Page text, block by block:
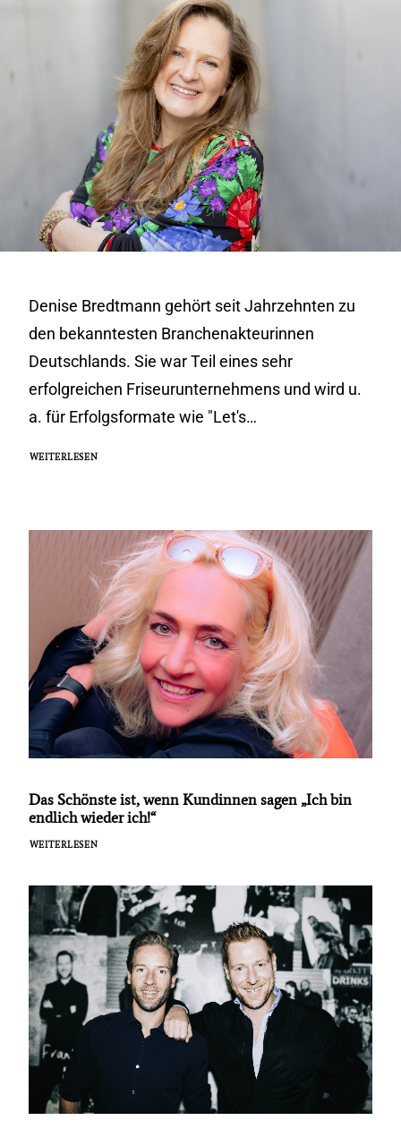
Denise Bredtmann gehört seit Jahrzehnten zu
den bekanntesten Branchenakteurinnen
Deutschlands. Sie war Teil eines sehr
erfolgreichen Friseurunternehmens und wird u.
a. für Erfolgsformate wie "Let's…
WEITERLESEN
Das Schönste ist, wenn Kundinnen sagen „Ich bin
endlich wieder ich!“
WEITERLESEN